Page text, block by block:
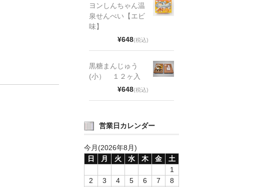
ヨンしんちゃん温
泉せんべい【エビ
味】
¥648(税込)
黒糖まんじゅう
(小） １２ヶ入
¥648(税込)
営業日カレンダー
今月(2026年8月)
日
月 火 水 木 金
土
1
2
3 4 5 6 7
8